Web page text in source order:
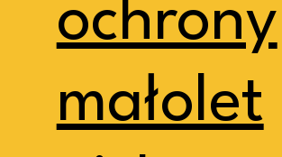
ochrony
małolet